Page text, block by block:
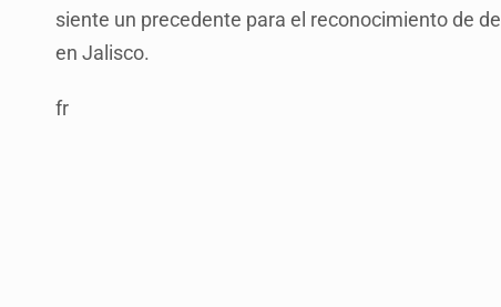
siente un precedente para el reconocimiento de
en Jalisco.
fr